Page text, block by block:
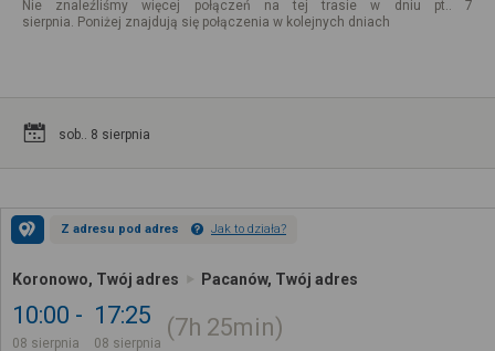
Nie znaleźliśmy więcej połączeń na tej trasie w dniu pt.. 7
sierpnia. Poniżej znajdują się połączenia w kolejnych dniach
sob.. 8 sierpnia
Z adresu pod adres Jak to działa?
Koronowo, Twój adres Pacanów, Twój adres
10:00
08 sierpnia
17:25
08 sierpnia
7h 25min